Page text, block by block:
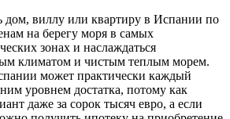
дом, виллу или квартиру в Испании по
на берегу моря в самых
зонах и наслаждаться
климатом и чистым теплым морем.
может практически каждый
уровнем достатка, потому как
даже за сорок тысяч евро, а если